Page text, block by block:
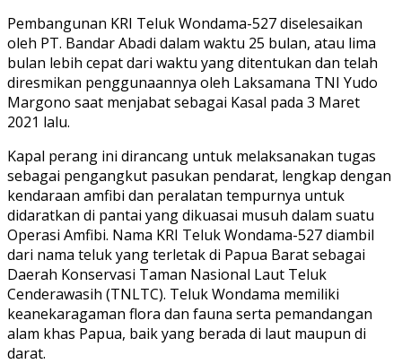
Pembangunan KRI Teluk Wondama-527 diselesaikan
oleh PT. Bandar Abadi dalam waktu 25 bulan, atau lima
bulan lebih cepat dari waktu yang ditentukan dan telah
diresmikan penggunaannya oleh Laksamana TNI Yudo
Margono saat menjabat sebagai Kasal pada 3 Maret
2021 lalu.
Kapal perang ini dirancang untuk melaksanakan tugas
sebagai pengangkut pasukan pendarat, lengkap dengan
kendaraan amfibi dan peralatan tempurnya untuk
didaratkan di pantai yang dikuasai musuh dalam suatu
Operasi Amfibi. Nama KRI Teluk Wondama-527 diambil
dari nama teluk yang terletak di Papua Barat sebagai
Daerah Konservasi Taman Nasional Laut Teluk
Cenderawasih (TNLTC). Teluk Wondama memiliki
keanekaragaman flora dan fauna serta pemandangan
alam khas Papua, baik yang berada di laut maupun di
darat.